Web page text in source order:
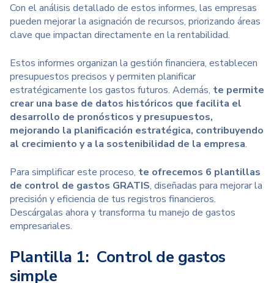
Con el análisis detallado de estos informes, las empresas
pueden mejorar la asignación de recursos, priorizando áreas
clave que impactan directamente en la rentabilidad.
Estos informes organizan la gestión financiera, establecen
presupuestos precisos y permiten planificar
estratégicamente los gastos futuros. Además, te permite
crear una base de datos históricos que facilita el
desarrollo de pronósticos y presupuestos,
mejorando la planificación estratégica, contribuyendo
al crecimiento y a la sostenibilidad de la empresa.
Para simplificar este proceso, te ofrecemos 6 plantillas
de control de gastos GRATIS, diseñadas para mejorar la
precisión y eficiencia de tus registros financieros.
Descárgalas ahora y transforma tu manejo de gastos
empresariales.
Plantilla 1: Control de gastos
simple